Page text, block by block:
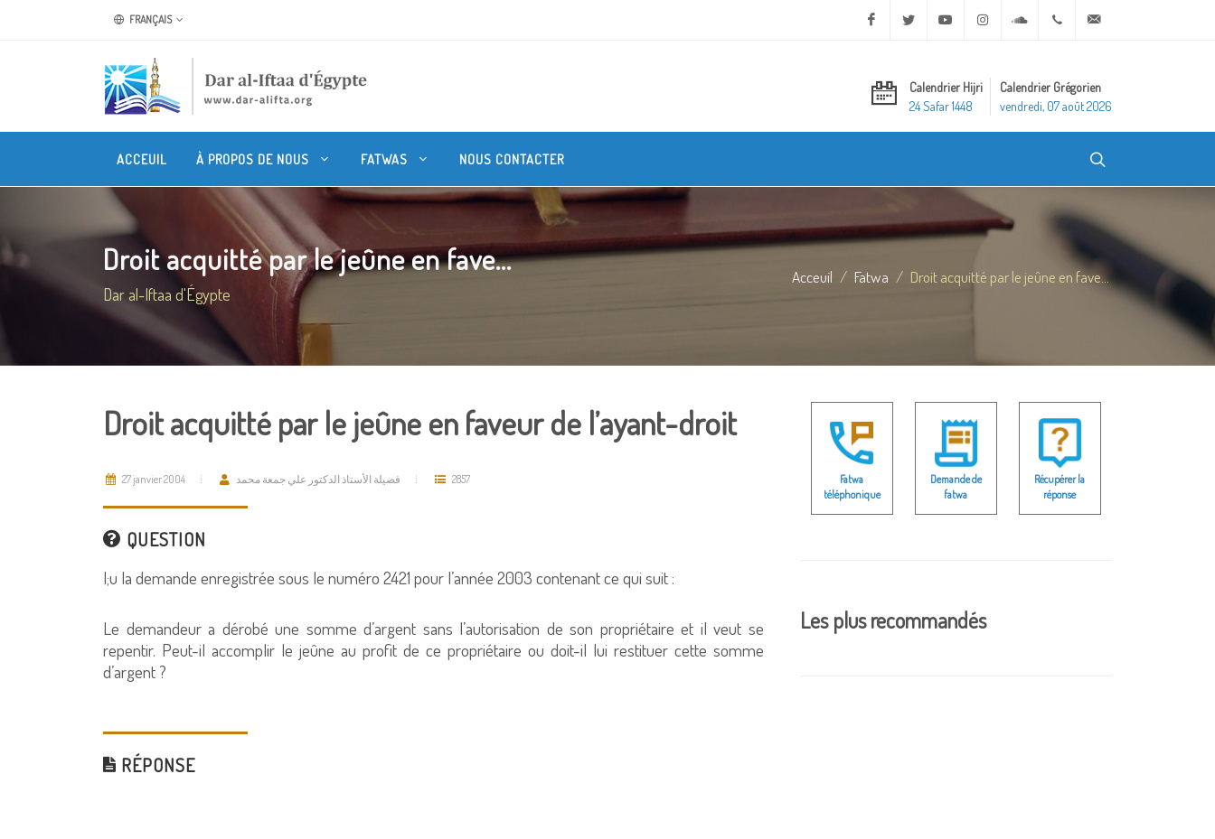
FRANÇAIS Facebook Twitter Youtube Instagram Soundcloud+20 2 25970400
Calendrier Hijri
24 Safar 1448
Calendrier Grégorien
vendredi, 07 août 2026
ACCEUIL À PROPOS DE NOUS FATWAS NOUS CONTACTER
Droit acquitté par le jeûne en fave...
Dar al-Iftaa d'Égypte
Acceuil Fatwa Droit acquitté par le jeûne en fave...
Droit acquitté par le jeûne en faveur de l’ayant-droit
27 janvier 2004 فضيلة الأستاذ الدكتور علي جمعة محمد 2857
QUESTION
l;u la demande enregistrée sous le numéro 2421 pour l’année 2003 contenant ce qui suit :
Le demandeur a dérobé une somme d’argent sans l’autorisation de son propriétaire et il veut se
repentir. Peut-il accomplir le jeûne au profit de ce propriétaire ou doit-il lui restituer cette somme
d’argent ?
RÉPONSE
Fatwa
téléphonique
Demande de
fatwa
Récupérer la
réponse
Les plus recommandés